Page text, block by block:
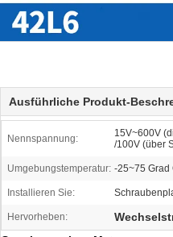
Ausführliche Produkt-
Nennspannung:
15V~600V
/100V (über
Umgebungstemperatur: -25~75 Grad
Installieren Sie:
Hervorheben: